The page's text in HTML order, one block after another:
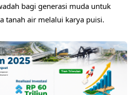
bagi generasi muda untuk
tanah air melalui karya puisi.